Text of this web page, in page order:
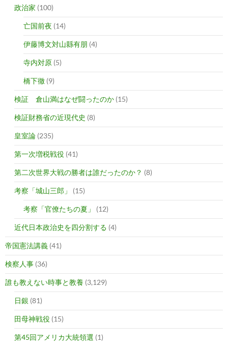
政治家 (100)
亡国前夜 (14)
伊藤博文対山縣有朋 (4)
寺内対原 (5)
橋下徹 (9)
検証 倉山満はなぜ闘ったのか (15)
検証財務省の近現代史 (8)
皇室論 (235)
第一次増税戦役 (41)
第二次世界大戦の勝者は誰だったのか？ (8)
考察「城山三郎」 (15)
考察「官僚たちの夏」 (12)
近代日本政治史を四分割する (4)
帝国憲法講義 (41)
検察人事 (36)
誰も教えない時事と教養 (3,129)
日銀 (81)
田母神戦役 (15)
第45回アメリカ大統領選 (1)